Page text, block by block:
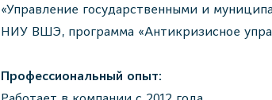
«Управление государственными и
НИУ ВШЭ, программа «Антикризисное
Профессиональный опыт: